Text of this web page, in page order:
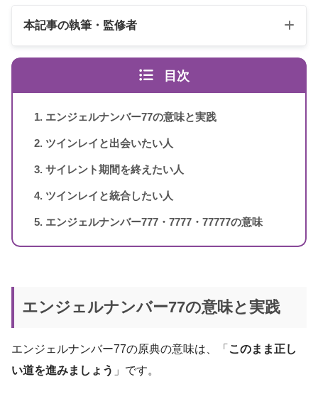
本記事の執筆・監修者
目次
エンジェルナンバー77の意味と実践
ツインレイと出会いたい人
サイレント期間を終えたい人
ツインレイと統合したい人
エンジェルナンバー777・7777・77777の意味
エンジェルナンバー77の意味と実践
エンジェルナンバー77の原典の意味は、「 このまま正し
い道を進みましょう 」です。